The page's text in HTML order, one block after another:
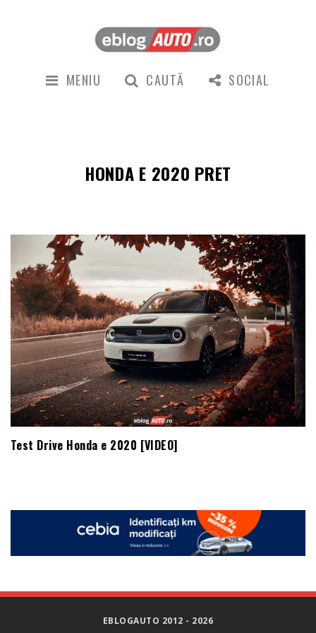
MENIU CAUTĂ SOCIAL
HONDA E 2020 PRET
Test Drive Honda e 2020 [VIDEO]
EBLOGAUTO 2012 - 2026